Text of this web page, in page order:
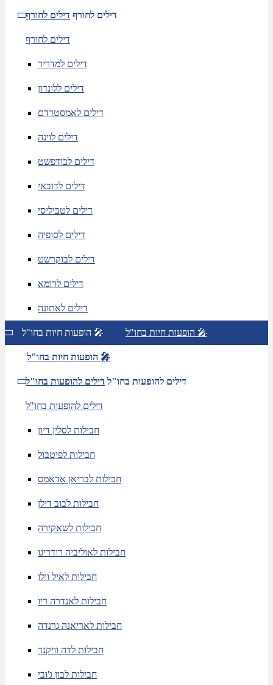
דילים לחורף דילים לחורף
דילים לחורף
דילים למדריד
דילים ללונדון
דילים לאמסטרדם
דילים לוינה
דילים לבודפשט
דילים לדובאי
דילים לטביליסי
דילים לסופיה
דילים לבוקרשט
דילים לרומא
דילים לאתונה
הופעות חיות בחו"ל 🎤 הופעות חיות בחו"ל 🎤
הופעות חיות בחו"ל 🎤
דילים להופעות בחו"ל דילים להופעות בחו"ל
דילים להופעות בחו"ל
חבילות לסלין דיון
חבילות לפיטבול
חבילות לבריאן אדאמס
חבילות לבוב דילן
חבילות לשאקירה
חבילות לאוליביה רודריגו
חבילות לאיל וולו
חבילות לאנדרה ריו
חבילות לאריאנה גרנדה
חבילות לדה וויקנד
חבילות לבון ג'ובי